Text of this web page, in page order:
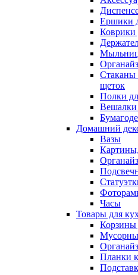
Ершики
Коврики
Стаканы
щеток
Полки
Вешалки
Домашний
Вазы
Часы
Товары для
Корзины
Планки